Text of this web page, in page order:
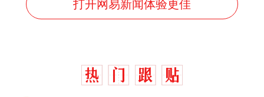
打开网易新闻体验更佳